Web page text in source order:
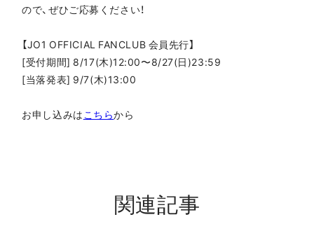
ので、ぜひご応募ください！
【JO1 OFFICIAL FANCLUB 会員先行】
[受付期間] 8/17(木)12:00〜8/27(日)23:59
[当落発表] 9/7(木)13:00
お申し込みはこちらから
関連記事